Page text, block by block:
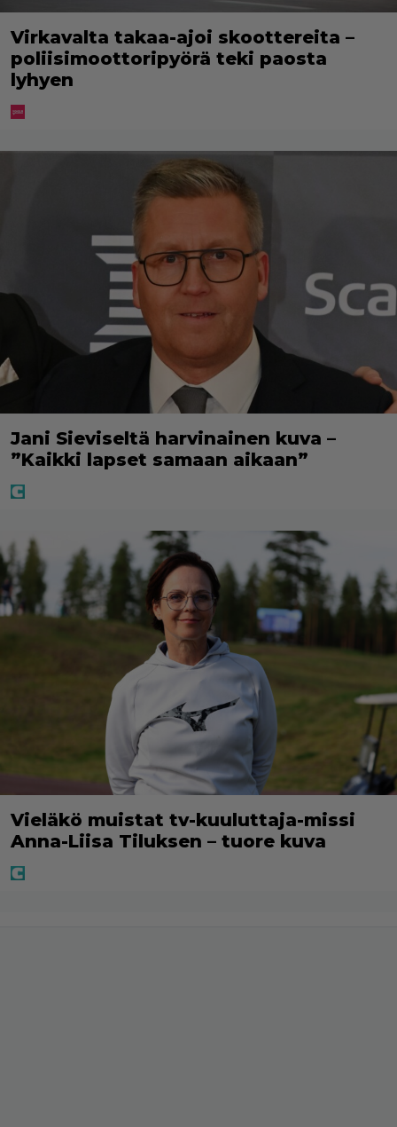
Virkavalta takaa-ajoi skoottereita –
poliisimoottoripyörä teki paosta
lyhyen
Jani Sieviseltä harvinainen kuva –
”Kaikki lapset samaan aikaan”
Vieläkö muistat tv-kuuluttaja-missi
Anna-Liisa Tiluksen – tuore kuva